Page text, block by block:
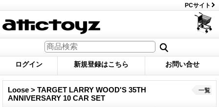
PCサイト
ログイン 新規登録はこちら お問い合せ
Loose > TARGET LARRY WOOD'S 35TH
ANNIVERSARY 10 CAR SET
一覧